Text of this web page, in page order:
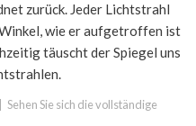
zurück. Jeder Lichtstrahl
wie er aufgetroffen ist
täuscht der Spiegel uns
Sehen Sie sich die vollständige